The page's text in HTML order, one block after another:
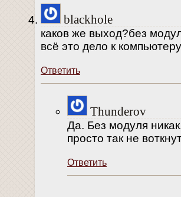
blackhole
каков же выход?без
всё это дело к
Ответить
Thunderov
Да. Без модуля
просто так не
Ответить